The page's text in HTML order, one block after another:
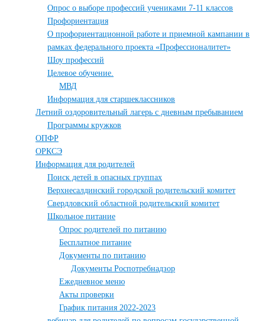
Опрос о выборе профессий учениками 7-11 классов
Профориентация
О профориентационной работе и приемной кампании в
рамках федерального проекта «Профессионалитет»
Шоу профессий
Целевое обучение.
МВД
Информация для старшеклассников
Летний оздоровительный лагерь с дневным пребыванием
Программы кружков
ОПФР
ОРКСЭ
Информация для родителей
Поиск детей в опасных группах
Верхнесалдинский городской родительский комитет
Свердловский областной родительский комитет
Школьное питание
Опрос родителей по питанию
Бесплатное питание
Документы по питанию
Документы Роспотребнадзор
Ежедневное меню
Акты проверки
График питания 2022-2023